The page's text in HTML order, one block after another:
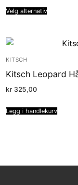
Velg alternativ
KITSCH
Kitsch Leopard
kr 325,00
Legg i handlekurv